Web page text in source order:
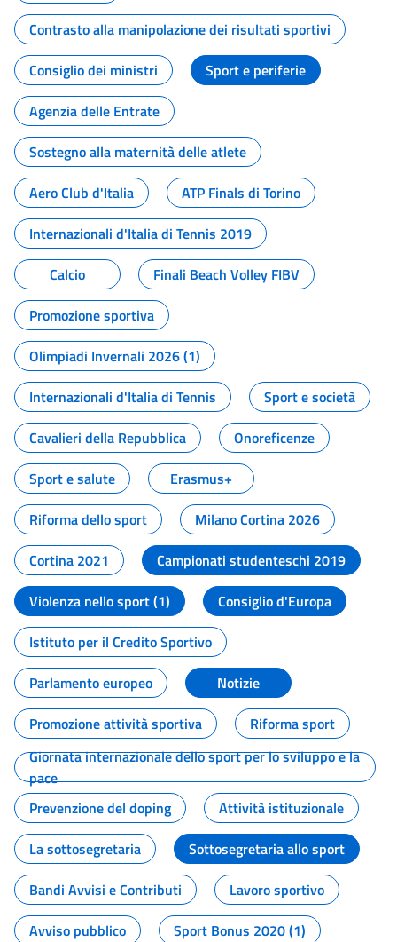
Contrasto alla manipolazione dei risultati sportivi
Consiglio dei ministri
Sport e periferie
Agenzia delle Entrate
Sostegno alla maternità delle atlete
Aero Club d'Italia
ATP Finals di Torino
Internazionali d'Italia di Tennis 2019
Calcio
Finali Beach Volley FIBV
Promozione sportiva
Olimpiadi Invernali 2026 (1)
Internazionali d'Italia di Tennis
Sport e società
Cavalieri della Repubblica
Onoreficenze
Sport e salute
Erasmus+
Riforma dello sport
Milano Cortina 2026
Cortina 2021
Campionati studenteschi 2019
Violenza nello sport (1)
Consiglio d'Europa
Istituto per il Credito Sportivo
Parlamento europeo
Notizie
Promozione attività sportiva
Riforma sport
Giornata internazionale dello sport per lo sviluppo e la
pace
Prevenzione del doping
Attività istituzionale
La sottosegretaria
Sottosegretaria allo sport
Bandi Avvisi e Contributi
Lavoro sportivo
Avviso pubblico
Sport Bonus 2020 (1)